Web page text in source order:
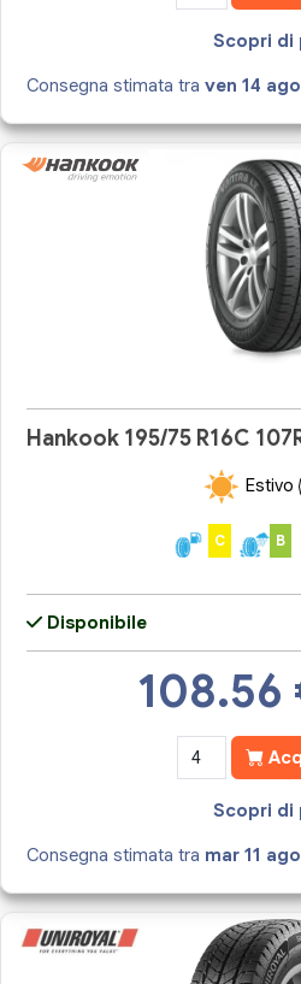
Scopri di
Consegna stimata traven 14 ago
Hankook 195/75 R16C
Estivo
C B
Disponibile
108.56
Scopri di
Consegna stimata tra mar 11 ago